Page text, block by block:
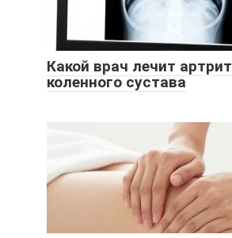
Какой врач лечит артрит
коленного сустава